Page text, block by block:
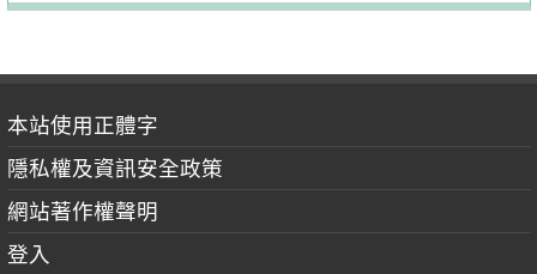
本站使用正體字
隱私權及資訊安全政策
網站著作權聲明
登入